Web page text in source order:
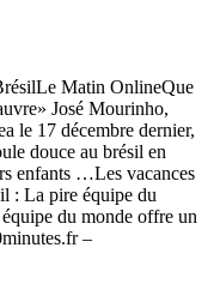
Matin OnlineQue
José Mourinho,
le 17 décembre dernier,
douce au brésil en
enfants …Les vacances
: La pire équipe du
du monde offre un
–